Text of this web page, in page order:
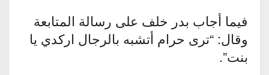
فيما أجاب بدر خلف على رسالة المتابعة
وقال: “ترى حرام أتشبه بالرجال اركدي يا
بنت”.